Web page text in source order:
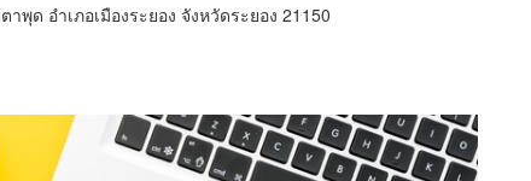
ด อำเภอเมืองระยอง จังหวัดระยอง 21150